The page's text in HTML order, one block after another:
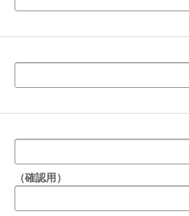
（確認用）